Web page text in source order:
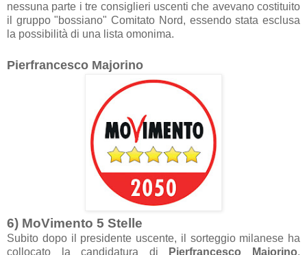
nessuna parte i tre consiglieri uscenti che avevano costituito
il gruppo "bossiano" Comitato Nord, essendo stata esclusa
a possibilità di una lista omonima.
Pierfrancesco Majorino
6) MoVimento 5 Stelle
Subito dopo il presidente uscente, il sorteggio milanese ha
collocato l a candidatura di Pierfrancesco Majorino,